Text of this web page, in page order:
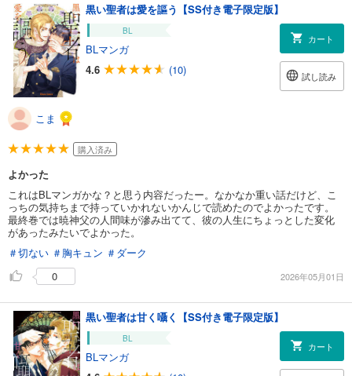
黒い聖者は愛を謳う【SS付き電子限定版】
BL
BLマンガ
4.6
(10)
カート
試し読み
こま
購入済み
よかった
これはBLマンガかな？と思う内容だったー。なかなか重い話だけど、こ
っちの気持ちまで持っていかれないかんじで読めたのでよかったです。
最終巻では暁神父の人間味が滲み出てて、彼の人生にちょっとした変化
があったみたいでよかった。
＃切ない ＃胸キュン ＃ダーク
0
2026年05月01日
黒い聖者は甘く囁く【SS付き電子限定版】
BL
BLマンガ
カート